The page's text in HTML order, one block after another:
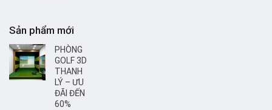
Sản phẩm mới
PHÒNG
GOLF 3D
THANH
LÝ – ƯU
ĐÃI ĐẾN
60%